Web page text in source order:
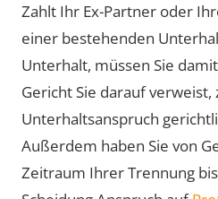
Zahlt Ihr Ex-Partner oder
einer bestehenden
Unterhalt, müssen Sie
Gericht Sie darauf verweist,
Unterhaltsanspruch
Außerdem haben Sie von
Zeitraum Ihrer Trennung